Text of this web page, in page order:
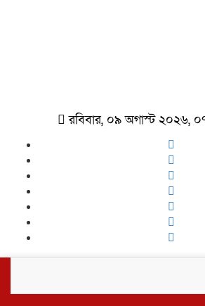
রবিবার, ০৯ অগাস্ট ২০২৬,